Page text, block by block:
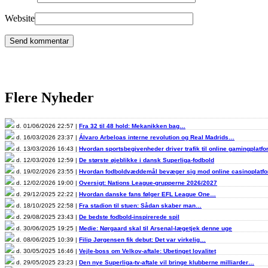
Website
Flere Nyheder
d. 01/06/2026 22:57 | Fra 32 til 48 hold: Mekanikken bag…
d. 16/03/2026 23:37 | Álvaro Arbeloas interne revolution og Real Madrids…
d. 13/03/2026 16:43 | Hvordan sportsbegivenheder driver trafik til online
d. 12/03/2026 12:59 | De største øjeblikke i dansk Superliga-fodbold
d. 19/02/2026 23:55 | Hvordan fodboldvæddemål bevæger sig mod online
d. 12/02/2026 19:00 | Oversigt: Nations League-grupperne 2026/2027
d. 29/12/2025 22:22 | Hvordan danske fans følger EFL League One…
d. 18/10/2025 22:58 | Fra stadion til stuen: Sådan skaber man…
d. 29/08/2025 23:43 | De bedste fodbold-inspirerede spil
d. 30/06/2025 19:25 | Medie: Nørgaard skal til Arsenal-lægetjek denne uge
d. 08/06/2025 10:39 | Filip Jørgensen fik debut: Det var virkelig…
d. 30/05/2025 16:46 | Vejle-boss om Velkov-aftale: Ubetinget loyalitet
d. 29/05/2025 23:23 | Den nye Superliga-tv-aftale vil bringe klubberne milliarder…